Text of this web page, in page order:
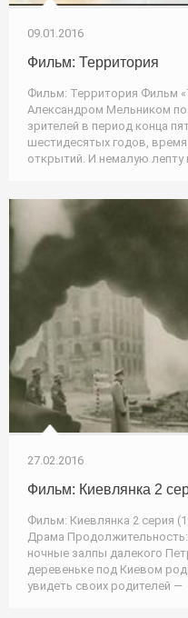
09.01.2016
Фильм: Территория
Фильм: Территория Фильм
Александром Мельником по
зрителей в период конца
шестидесятых годов,
открытий. И немалую лепту
27.02.2016
Фильм: Киевлянка 2
Фильм: Киевлянка 2 серия
Драма Продолжительность:
ночные залпы далекого
деревеньке под Киевом
увидеть своих родителей —